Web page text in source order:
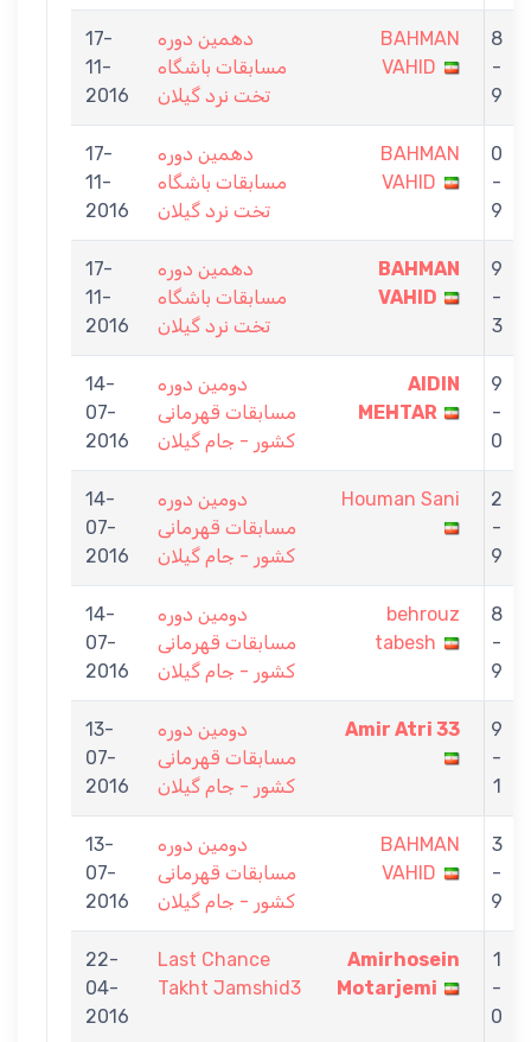
17-
11-
2016
دهمین دوره
مسابقات باشگاه
تخت نرد گیلان
BAHMAN
VAHID
8
-
9
17-
11-
2016
دهمین دوره
مسابقات باشگاه
تخت نرد گیلان
BAHMAN
VAHID
0
-
9
17-
11-
2016
دهمین دوره
مسابقات باشگاه
تخت نرد گیلان
BAHMAN
VAHID
9
-
3
14-
07-
2016
دومین دوره
مسابقات قهرمانی
کشور - جام گیلان
AIDIN
MEHTAR
9
-
0
14-
07-
2016
دومین دوره
مسابقات قهرمانی
کشور - جام گیلان
Houman Sani
2
-
9
14-
07-
2016
دومین دوره
مسابقات قهرمانی
کشور - جام گیلان
behrouz
tabesh
8
-
9
13-
07-
2016
دومین دوره
مسابقات قهرمانی
کشور - جام گیلان
Amir Atri 33
9
-
1
13-
07-
2016
دومین دوره
مسابقات قهرمانی
کشور - جام گیلان
BAHMAN
VAHID
3
-
9
22-
04-
2016
Last Chance
Takht Jamshid3
Amirhosein
Motarjemi
1
-
0